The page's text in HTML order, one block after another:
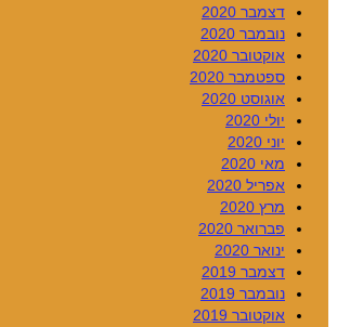
דצמבר 2020
נובמבר 2020
אוקטובר 2020
ספטמבר 2020
אוגוסט 2020
יולי 2020
יוני 2020
מאי 2020
אפריל 2020
מרץ 2020
פברואר 2020
ינואר 2020
דצמבר 2019
נובמבר 2019
אוקטובר 2019